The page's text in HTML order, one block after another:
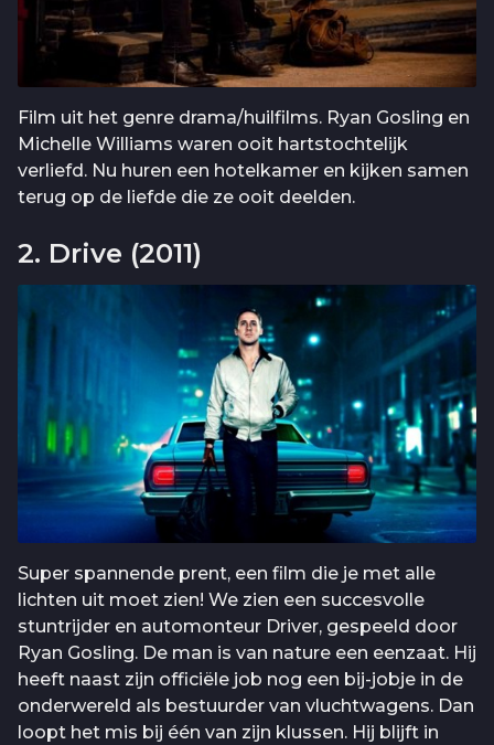
Film uit het genre drama/huilfilms. Ryan Gosling en
Michelle Williams waren ooit hartstochtelijk
verliefd. Nu huren een hotelkamer en kijken samen
terug op de liefde die ze ooit deelden.
2. Drive (2011)
Super spannende prent, een film die je met alle
lichten uit moet zien! We zien een succesvolle
stuntrijder en automonteur Driver, gespeeld door
Ryan Gosling. De man is van nature een eenzaat. Hij
heeft naast zijn officiële job nog een bij-jobje in de
onderwereld als bestuurder van vluchtwagens. Dan
loopt het mis bij één van zijn klussen. Hij blijft in